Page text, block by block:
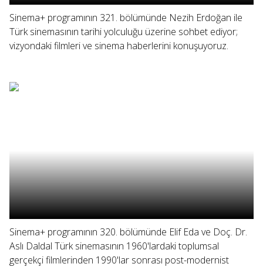
Sinema+ programının 321. bölümünde Nezih Erdoğan ile
Türk sinemasının tarihi yolculuğu üzerine sohbet ediyor;
vizyondaki filmleri ve sinema haberlerini konuşuyoruz.
Sinema+ programının 320. bölümünde Elif Eda ve Doç. Dr.
Aslı Daldal Türk sinemasının 1960'lardaki toplumsal
gerçekçi filmlerinden 1990'lar sonrası post-modernist